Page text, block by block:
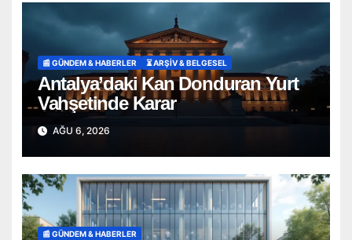
📰 GÜNDEM & HABERLER ⏳ ARŞİV & BELGESEL
Antalya’daki Kan Donduran Yurt
Vahşetinde Karar
AĞU 6, 2026
📰 GÜNDEM & HABERLER